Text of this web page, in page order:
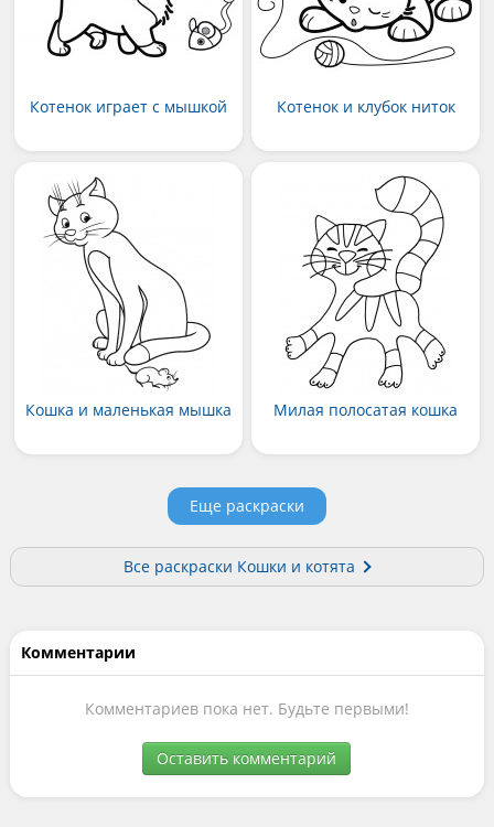
Котенок играет с мышкой Котенок и клубок ниток
Кошка и маленькая мышка Милая полосатая кошка
Еще раскраски
Все раскраски Кошки и котята
Комментарии
Комментариев пока нет. Будьте первыми!
Оставить комментарий